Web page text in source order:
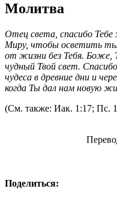
Молитва
Отец света, спасибо
Миру, чтобы осветить
от жизни без Тебя. Боже,
чудный Твой свет.
чудеса в древние дни и
когда Ты дал нам новую
(См. также: Иак. 1:17; Пс.
Поделиться: